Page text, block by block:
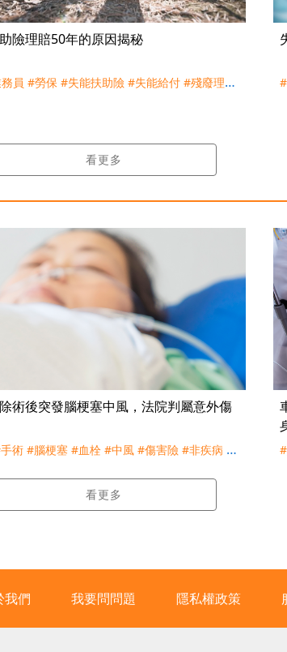
險理賠50年的原因揭秘
員 #勞保 #失能扶助險 #失能給付 #殘廢理賠
看更多
術後突發腦梗塞中風，法院判屬意外傷
術 #腦梗塞 #血栓 #中風 #傷害險 #非疾病 #
看更多
我們 我要問問題 隱私權政策